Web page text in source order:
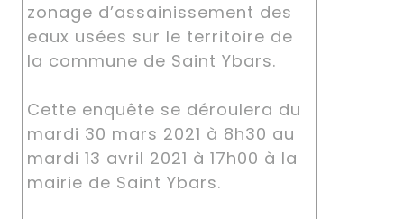
zonage d’assainissement des
eaux usées sur le territoire de
la commune de Saint Ybars.
Cette enquête se déroulera du
mardi 30 mars 2021 à 8h30 au
mardi 13 avril 2021 à 17h00 à la
mairie de Saint Ybars.